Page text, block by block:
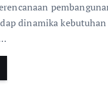
dinamika kebutuhan